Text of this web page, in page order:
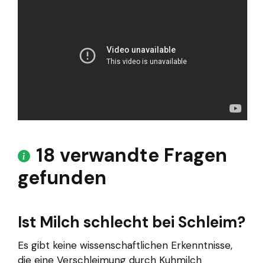
18 verwandte Fragen
gefunden
Ist Milch schlecht bei Schleim?
Es gibt keine wissenschaftlichen Erkenntnisse,
die eine Verschleimung durch Kuhmilch